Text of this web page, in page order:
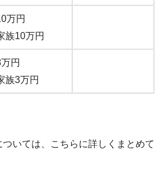
万円
族10万円
円
族3万円
いては、こちらに詳しくまとめて